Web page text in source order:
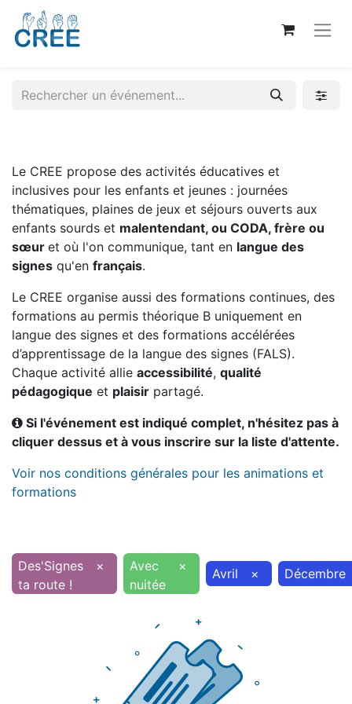
Le CREE propose des activités éducatives et
inclusives pour les enfants et jeunes : journées
thématiques, plaines de jeux et séjours ouverts aux
enfants sourds et malentendant, ou CODA, frère ou
sœur et où l'on communique, tant en langue des
signes qu'en français.
Le CREE organise aussi des formations continues, des
formations au permis théorique B uniquement en
langue des signes et des formations accélérées
d’apprentissage de la langue des signes (FALS).
Chaque activité allie accessibilité, qualité
pédagogique et plaisir partagé.
Si l'événement est indiqué complet, n'hésitez pas à
cliquer dessus et à vous inscrire sur la liste d'attente.
Voir nos conditions générales pour les animations et
formations
Des'Signes
ta route !
×
Avec
nuitée
× Avril × Décembre